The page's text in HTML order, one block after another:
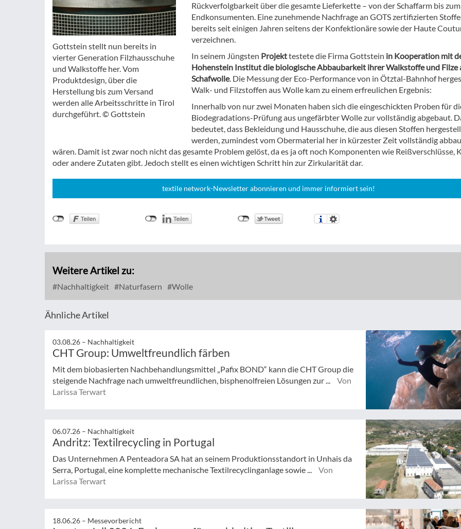
Gottstein stellt nun bereits in
vierter Generation Filzhausschuhe
und Walkstoffe her. Vom
Produktdesign, über die
Herstellung bis zum Versand
werden alle Arbeitsschritte in Tirol
durchgeführt. © Gottstein
Rückverfolgbarkeit über die gesamte Lieferkette – von der Schaffarm bis zum
Endkonsumenten. Eine zunehmende Nachfrage an GOTS zertifizierten
bereits seit einigen Jahren seitens der Konfektionäre sowie der Haute
verzeichnen.
In seinem Jüngsten Projekttestete die Firma Gottstein in Kooperation mit
Hohenstein Institut die biologische Abbaubarkeit ihrer Walkstoffe und Filze
Schafwolle. Die Messung der Eco-Performance von in Ötztal-Bahnhof
Walk- und Filzstoffen aus Wolle kam zu einem erfreulichen Ergebnis:
Innerhalb von nur zwei Monaten haben sich die eingeschickten Proben für
Biodegradations-Prüfung aus ungefärbter Wolle zur vollständig abgebaut.
bedeutet, dass Bekleidung und Hausschuhe, die aus diesen Stoffen
werden, zumindest vom Obermaterial her in kürzester Zeit vollständig
wären. Damit ist zwar noch nicht das gesamte Problem gelöst, da es ja oft noch Komponenten wie Reißverschlüsse,
oder andere Zutaten gibt. Jedoch stellt es einen wichtigen Schritt hin zur Zirkularität dar.
textile network-Newsletter abonnieren und immer informiert sein!
Weitere Artikel zu:
Nachhaltigkeit Naturfasern Wolle
Ähnliche Artikel
03.08.26 – Nachhaltigkeit
CHT Group: Umweltfreundlich färben
Mit dem biobasierten Nachbehandlungsmittel „Pafix BOND“ kann die CHT Group die
steigende Nachfrage nach umweltfreundlichen, bisphenolfreien Lösungen zur ...
Von
Larissa Terwart
06.07.26 – Nachhaltigkeit
Andritz: Textilrecycling in Portugal
Das Unternehmen A Penteadora SA hat an seinem Produktionsstandort in Unhais da
Serra, Portugal, eine komplette mechanische Textilrecyclinganlage sowie ...
Von
Larissa Terwart
18.06.26 – Messevorbericht